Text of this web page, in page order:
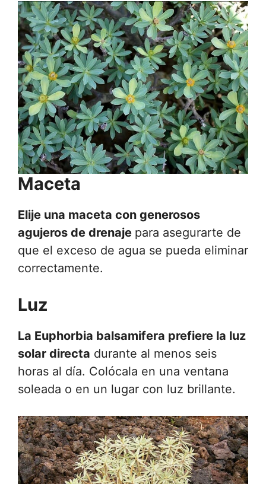
Maceta
Elije una maceta con generosos
agujeros de drenaje para asegurarte de
que el exceso de agua se pueda eliminar
correctamente.
Luz
La Euphorbia balsamifera prefiere la luz
solar directa durante al menos seis
horas al día. Colócala en una ventana
soleada o en un lugar con luz brillante.